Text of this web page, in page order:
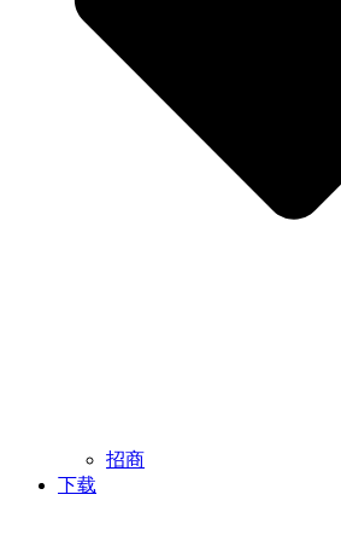
招商
下载